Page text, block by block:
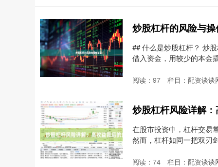
炒股杠杆的风险与
## 什么是炒股杠杆？ 炒
借入资金，用较少的本金
阅读： 97 栏目： 配资谈谈
炒股杠杆风险详解
在股市投资中，杠杆交易
然而，杠杆如同一把双刃
阅读： 74 栏目： 配资谈谈